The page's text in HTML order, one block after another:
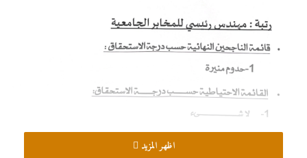
اظهر المزيد